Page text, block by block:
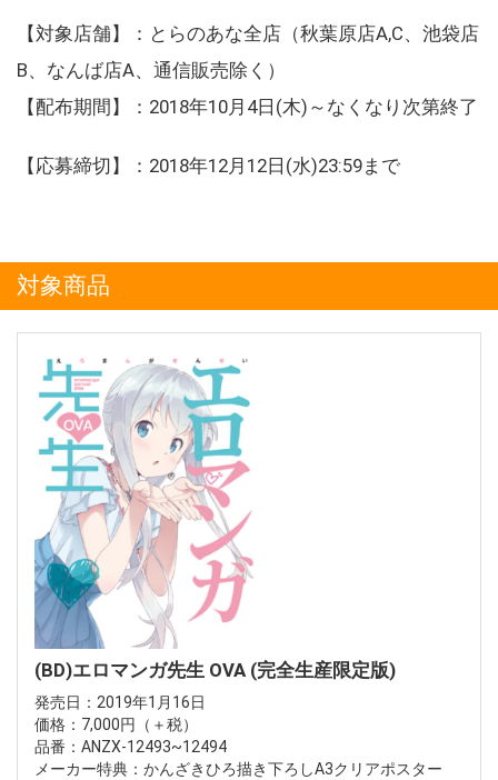
【対象店舗】：とらのあな全店（秋葉原店A,C、池袋店
B、なんば店A、通信販売除く）
【配布期間】：2018年10月4日(木)～なくなり次第終了
【応募締切】：2018年12月12日(水)23:59まで
対象商品
(BD)エロマンガ先生 OVA (完全生産限定版)
発売日：2019年1月16日
価格：7,000円（＋税）
品番：ANZX-12493~12494
メーカー特典：かんざきひろ描き下ろしA3クリアポスター